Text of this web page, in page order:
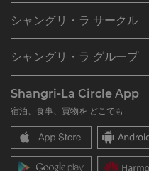
ご予約の検索
レストラン＆バー
シャングリ・ラ サークル
シャングリ・ラ サークルに入会
よくあるお問合せや質問
SLCに関するお問い合わせ
シャングリ・ラ グループ
シャングリ・ラ ブランド
シャングリ・ラ センター
レジデンス
お問い合わせ
採用情報
企業の社会的責任
ニュース
Shangri-La Circle App
宿泊、食事、買物を どこでも